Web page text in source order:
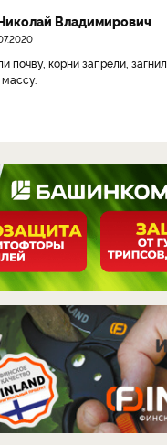
Владимирович
почву, корни запрели,